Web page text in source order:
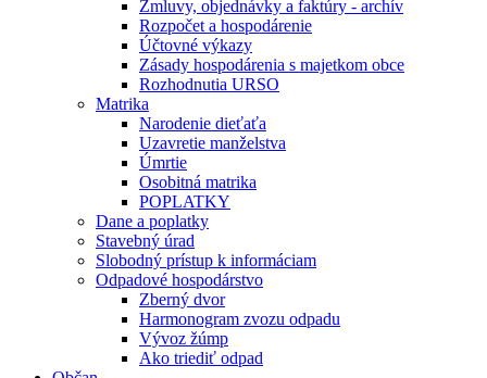
Zmluvy, objednávky a faktúry - archív
Rozpočet a hospodárenie
Účtovné výkazy
Zásady hospodárenia s majetkom obce
Rozhodnutia URSO
Matrika
Narodenie dieťaťa
Uzavretie manželstva
Úmrtie
Osobitná matrika
POPLATKY
Dane a poplatky
Stavebný úrad
Slobodný prístup k informáciam
Odpadové hospodárstvo
Zberný dvor
Harmonogram zvozu odpadu
Vývoz žúmp
Ako triediť odpad